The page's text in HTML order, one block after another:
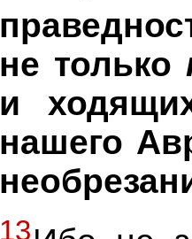
не только
и
нашего
13